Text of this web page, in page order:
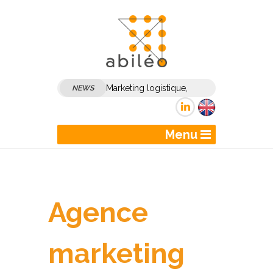
NEWS
Marketing logistique,
marketing transport :
comment dynamiser son
marketing et sa
Menu
Agence
marketing